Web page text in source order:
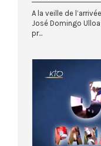
A la veille de
José Domingo
pr...